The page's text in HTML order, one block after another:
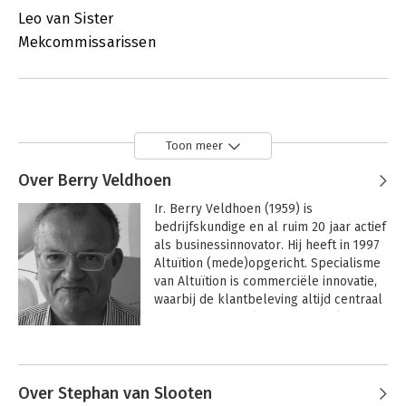
Leo van Sister
Mekcommissarissen
Toon meer
Over Berry Veldhoen
Ir. Berry Veldhoen (1959) is
bedrijfskundige en al ruim 20 jaar actief
als businessinnovator. Hij heeft in 1997
Altuïtion (mede)opgericht. Specialisme
van Altuïtion is commerciële innovatie,
waarbij de klantbeleving altijd centraal
onbewuste) beleving van de klanten
Over Stephan van Slooten